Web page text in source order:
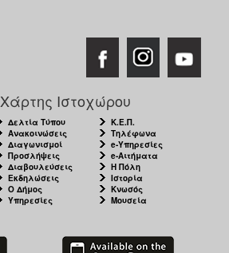
Χάρτης Ιστοχώρου
Δελτία Τύπου
Ανακοινώσεις
Διαγωνισμοί
Προσλήψεις
Διαβουλεύσεις
Εκδηλώσεις
Ο Δήμος
Υπηρεσίες
Κ.Ε.Π.
Τηλέφωνα
e-Υπηρεσίες
e-Αιτήματα
Η Πόλη
Ιστορία
Κνωσός
Μουσεία